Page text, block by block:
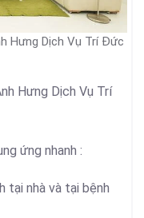
Hưng Dịch Vụ Trí Đức
Hưng Dịch Vụ Trí
ứng nhanh :
tại nhà và tại bệnh